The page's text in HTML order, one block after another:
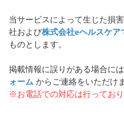
当サービスによって生じた損
社および株式会社eヘルスケア
ものとします。
掲載情報に誤りがある場合に
ォーム からご連絡をいただけ
※お電話での対応は行ってお